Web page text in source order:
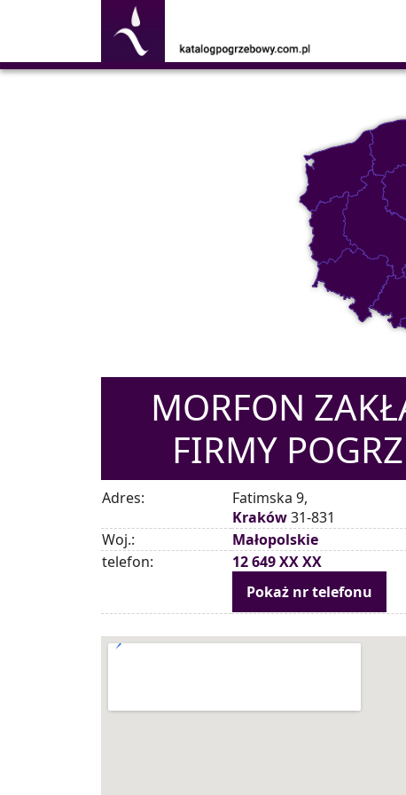
MORFON
FIRMY
Adres:
Fatimska 9,
Kraków31-831
Woj.:
Małopolskie
telefon:
12 649 XX XX
Pokaż nr telefonu